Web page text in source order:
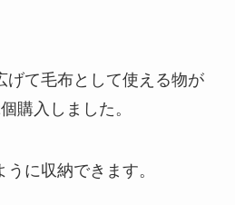
げて毛布として使える物が
購入しました。
に収納できます。